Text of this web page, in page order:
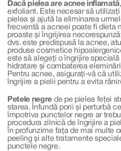
Dacă pielea are acnee inflamată
exfoliant. Este necesar să
pielea și ajută la eliminarea
frecventă a acneei poate fi dieta
proaste și îngrijirea
dvs. este predispusă la acnee,
produse cosmetice
este să alegeți o îngrijire
hidratare și combaterea
Pentru acnee, asigurați-vă că
îngrijire a pielii pentru a evita
Petele negre de pe pielea feței
starea. Înfundă porii și perturbă
împotriva punctelor negre ar
procedura zilnică de îngrijire a
în profunzime fața de mai multe
peeling și alte tratamente
punctele negre.